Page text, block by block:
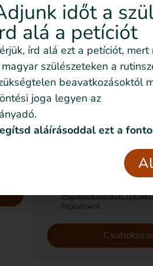
követni az
eseményeket
is
Feliratkozom!
Szeretném nyomon
eseményeket emailben is
Szeretném elmesélni a
Adatvédelmi
foglaltakat.
időt a
alá a petíciót
írd alá ezt a petíciót,
szülészeteken a
beavatkozásoktól
joga legyen az
aláírásoddal ezt a